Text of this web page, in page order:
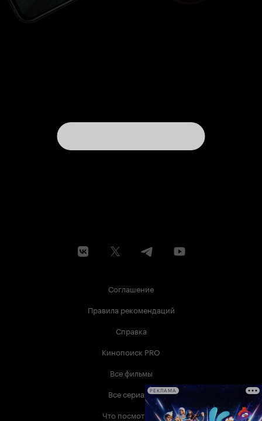
Соглашение
Правила рекомендаций
Справка
Кинопоиск PRO
Все фильмы
Все сериалы
Что посмотреть
РЕКЛАМА